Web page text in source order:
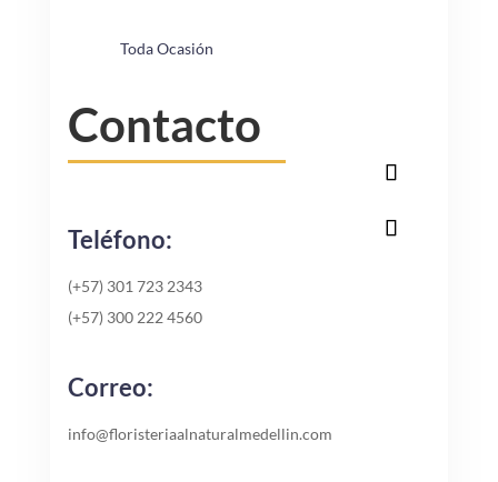
Toda Ocasión
Contacto
Teléfono:
(+57) 301 723 2343
(+57) 300 222 4560
Correo:
info@floristeriaalnaturalmedellin.com